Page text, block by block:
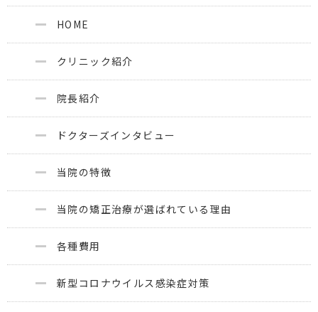
HOME
クリニック紹介
院長紹介
ドクターズインタビュー
当院の特徴
当院の矯正治療が選ばれている理由
各種費用
新型コロナウイルス感染症対策